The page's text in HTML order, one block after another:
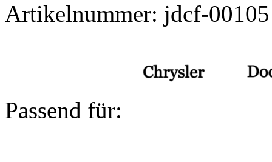
Artikelnummer: jdcf-00105
Passend für: